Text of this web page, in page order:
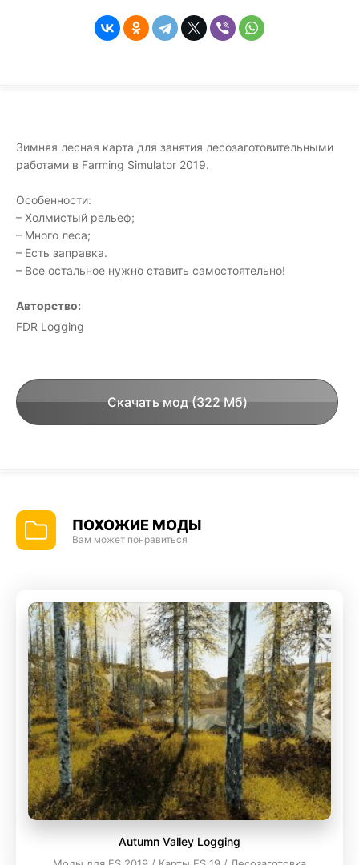
Зимняя лесная карта для занятия лесозаготовительными
работами в Farming Simulator 2019.
Особенности:
– Холмистый рельеф;
– Много леса;
– Есть заправка.
– Все остальное нужно ставить самостоятельно!
Авторство:
FDR Logging
Скачать мод (322 Мб)
ПОХОЖИЕ МОДЫ
Вам может понравиться
Autumn Valley Logging